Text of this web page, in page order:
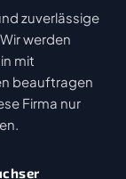
zuverlässige
werden
mit
beauftragen
Firma nur